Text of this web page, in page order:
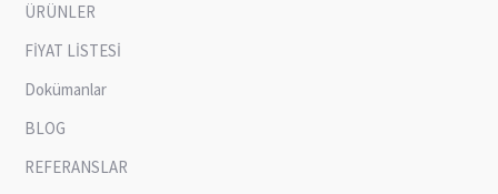
ÜRÜNLER
FİYAT LİSTESİ
Dokümanlar
BLOG
REFERANSLAR